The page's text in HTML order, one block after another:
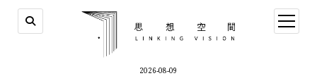
2026-08-09